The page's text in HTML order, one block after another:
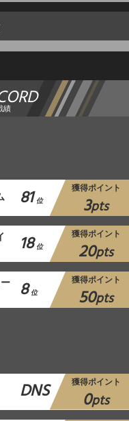
績
81 位
獲得ポイント
3pts
18 位
獲得ポイント
20pts
8 位
獲得ポイント
50pts
DNS 獲得ポイント
0pts